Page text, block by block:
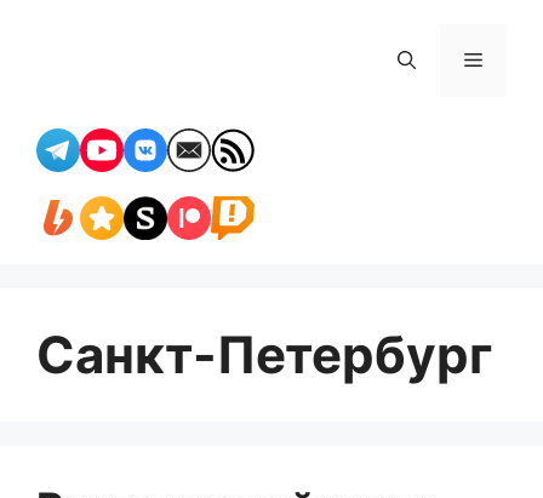
Меню
Санкт-Петербург